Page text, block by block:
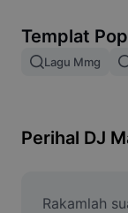
Gabungan
Ubah Saiz Imej
Penjana
Templat
Lagu Mmg
Perihal DJ
Rakamlah